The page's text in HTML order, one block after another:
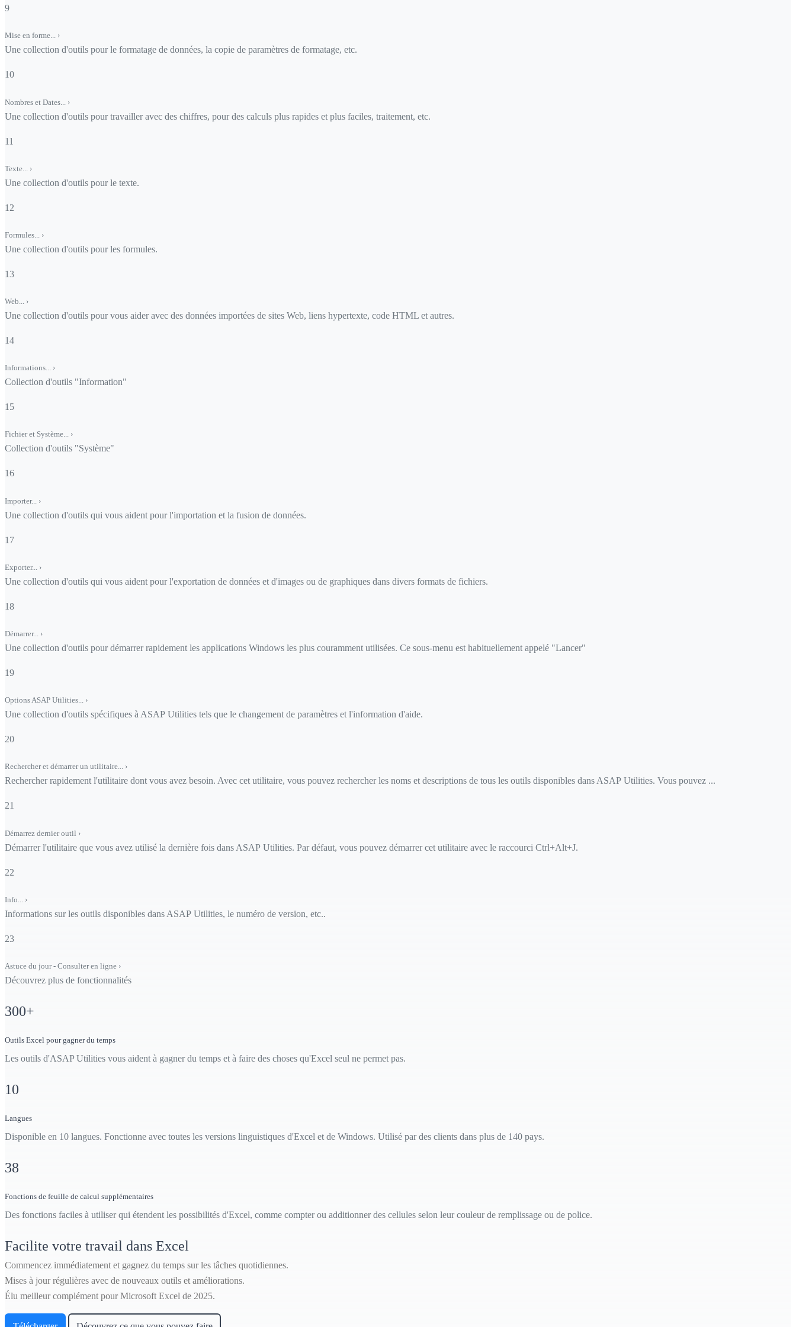
9
Mise en forme... ›
Une collection d'outils pour le formatage de données, la copie de paramètres de formatage, etc.
10
Nombres et Dates... ›
Une collection d'outils pour travailler avec des chiffres, pour des calculs plus rapides et plus faciles, traitement, etc.
11
Texte... ›
Une collection d'outils pour le texte.
12
Formules... ›
Une collection d'outils pour les formules.
13
Web... ›
Une collection d'outils pour vous aider avec des données importées de sites Web, liens hypertexte, code HTML et autres.
14
Informations... ›
Collection d'outils "Information"
15
Fichier et Système... ›
Collection d'outils "Système"
16
Importer... ›
Une collection d'outils qui vous aident pour l'importation et la fusion de données.
17
Exporter... ›
Une collection d'outils qui vous aident pour l'exportation de données et d'images ou de graphiques dans divers formats de fichiers.
18
Démarrer... ›
Une collection d'outils pour démarrer rapidement les applications Windows les plus couramment utilisées. Ce sous-menu est habituellement appelé "Lancer"
19
Options ASAP Utilities... ›
Une collection d'outils spécifiques à ASAP Utilities tels que le changement de paramètres et l'information d'aide.
20
Rechercher et démarrer un utilitaire... ›
Rechercher rapidement l'utilitaire dont vous avez besoin. Avec cet utilitaire, vous pouvez rechercher les noms et descriptions de tous les outils disponibles dans ASAP Utilities. Vous pouvez ...
21
Démarrez dernier outil ›
Démarrer l'utilitaire que vous avez utilisé la dernière fois dans ASAP Utilities. Par défaut, vous pouvez démarrer cet utilitaire avec le raccourci Ctrl+Alt+J.
22
Info... ›
Informations sur les outils disponibles dans ASAP Utilities, le numéro de version, etc..
23
Astuce du jour - Consulter en ligne ›
Découvrez plus de fonctionnalités
300+
Outils Excel pour gagner du temps
Les outils d'ASAP Utilities vous aident à gagner du temps et à faire des choses qu'Excel seul ne permet pas.
10
Langues
Disponible en 10 langues. Fonctionne avec toutes les versions linguistiques d'Excel et de Windows. Utilisé par des clients dans plus de 140 pays.
38
Fonctions de feuille de calcul supplémentaires
Des fonctions faciles à utiliser qui étendent les possibilités d'Excel, comme compter ou additionner des cellules selon leur couleur de remplissage ou de police.
Facilite votre travail dans Excel
Commencez immédiatement et gagnez du temps sur les tâches quotidiennes.
Mises à jour régulières avec de nouveaux outils et améliorations.
Élu meilleur complément pour Microsoft Excel de 2025.